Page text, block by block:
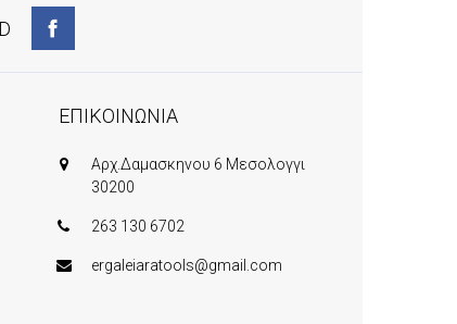
ΕΠΙΚΟΙΝΩΝΙΑ
Αρχ.Δαμασκηνου 6 Μεσολογγι
30200
263 130 6702
ergaleiaratools@gmail.com